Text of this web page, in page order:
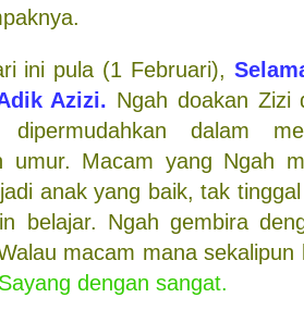
ini pula (1 Februari),
Azizi. Ngah doakan Zizi
dalam
umur. Macam yang Ngah
anak yang baik, tak
belajar. Ngah gembira
macam mana sekalipun
Sayang dengan sangat.